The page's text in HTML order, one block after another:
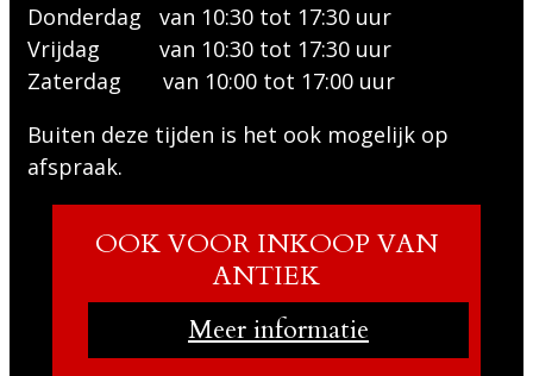
Donderdag van 10:30 tot 17:30 uur
Vrijdag van 10:30 tot 17:30 uur
Zaterdag van 10:00 tot 17:00 uur
Buiten deze tijden is het ook mogelijk op
afspraak.
OOK VOOR INKOOP VAN
ANTIEK
Meer informatie